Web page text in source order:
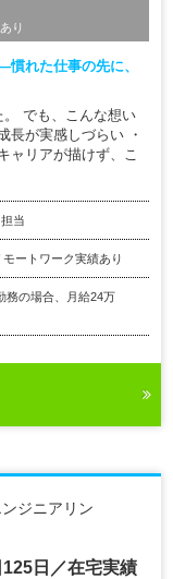
り
れた仕事の先に、
。 でも、こんな想い
長が実感しづらい ・
ャリアが描けず、こ
当
ートワーク実績あり
務の場合、月給24万
ジニアリン
日／在宅実績